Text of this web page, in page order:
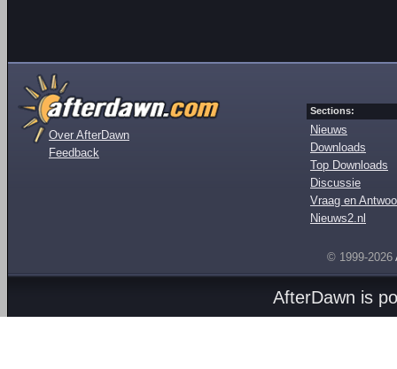
Over AfterDawn
Feedback
Sections:
Nieuws
Downloads
Top Downloads
Discussie
Vraag en
Nieuws2.nl
© 1999-2026
AfterDawn is